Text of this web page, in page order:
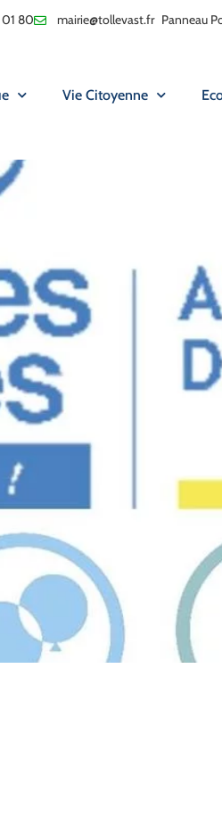
80 mairie@tollevast.fr Panneau
Vie Citoyenne